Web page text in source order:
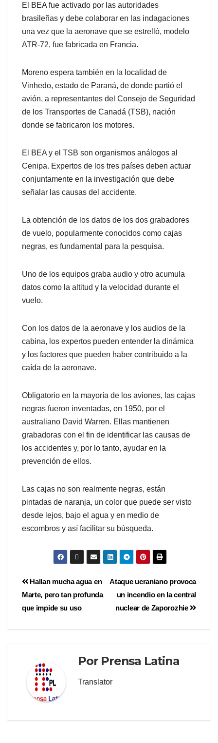
El BEA fue activado por las autoridades
brasileñas y debe colaborar en las indagaciones
una vez que la aeronave que se estrelló, modelo
ATR-72, fue fabricada en Francia.
Moreno espera también en la localidad de
Vinhedo, estado de Paraná, de donde partió el
avión, a representantes del Consejo de Seguridad
de los Transportes de Canadá (TSB), nación
donde se fabricaron los motores.
El BEA y el TSB son organismos análogos al
Cenipa. Expertos de los tres países deben actuar
conjuntamente en la investigación que debe
señalar las causas del accidente.
La obtención de los datos de los dos grabadores
de vuelo, popularmente conocidos como cajas
negras, es fundamental para la pesquisa.
Uno de los equipos graba audio y otro acumula
datos como la altitud y la velocidad durante el
vuelo.
Con los datos de la aeronave y los audios de la
cabina, los expertos pueden entender la dinámica
y los factores que pueden haber contribuido a la
caída de la aeronave.
Obligatorio en la mayoría de los aviones, las cajas
negras fueron inventadas, en 1950, por el
australiano David Warren. Ellas mantienen
grabadoras con el fin de identificar las causas de
los accidentes y, por lo tanto, ayudar en la
prevención de ellos.
Las cajas no son realmente negras, están
pintadas de naranja, un color que puede ser visto
desde lejos, bajo el agua y en medio de
escombros y así facilitar su búsqueda.
Ataque ucraniano provoca
un incendio en la central
nuclear de Zaporozhie
Hallan mucha agua en
Marte, pero tan profunda
que impide su uso
Por Prensa Latina
Translator